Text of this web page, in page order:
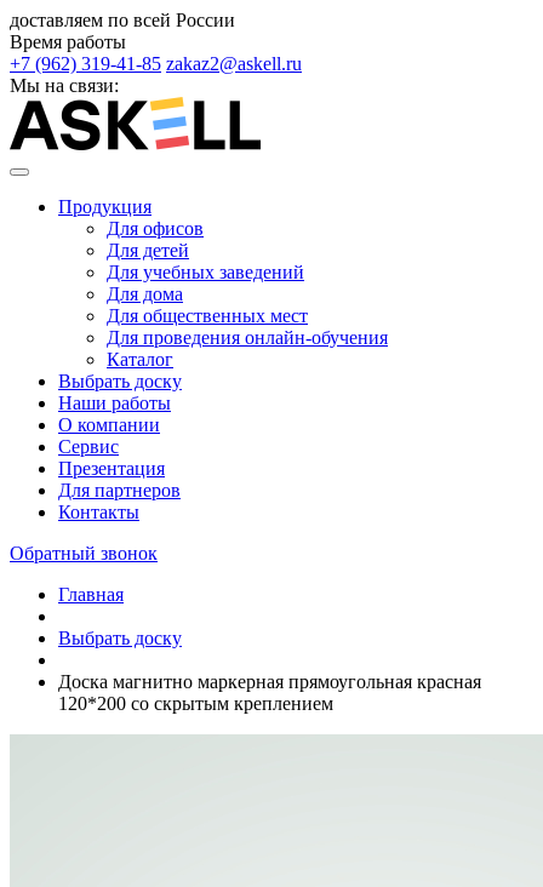
доставляем по всей России
Время работы
+7 (962) 319-41-85 zakaz2@askell.ru
Мы на связи:
Продукция
Для офисов
Для детей
Для учебных заведений
Для дома
Для общественных мест
Для проведения онлайн-обучения
Каталог
Выбрать доску
Наши работы
О компании
Сервис
Презентация
Для партнеров
Контакты
Обратный звонок
Главная
Выбрать доску
Доска магнитно маркерная прямоугольная красная
120*200 со скрытым креплением